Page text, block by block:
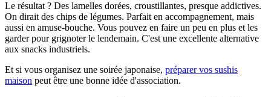
Le résultat ? Des lamelles dorées, croustillantes, presque addictives.
On dirait des chips de légumes. Parfait en accompagnement, mais
aussi en amuse-bouche. Vous pouvez en faire un peu en plus et les
garder pour grignoter le lendemain. C'est une excellente alternative
aux snacks industriels.
Et si vous organisez une soirée japonaise, préparer vos sushis
maison peut être une bonne idée d'association.